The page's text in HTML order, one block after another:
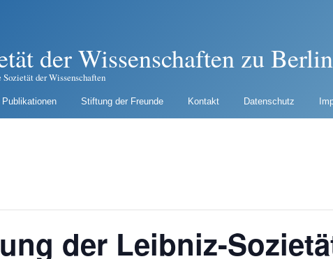
der Wissenschaften zu
Sozietät der Wissenschaften
Publikationen Stiftung der Freunde Kontakt Datenschutz
der Leibniz-